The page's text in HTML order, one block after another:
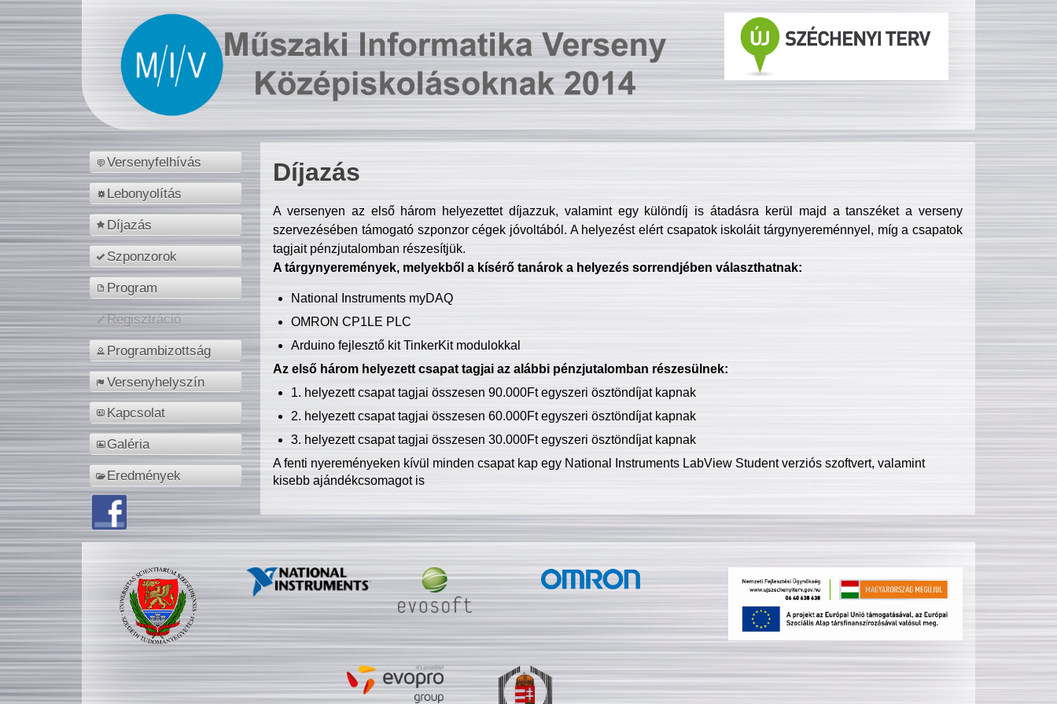
Versenyfelhívás
Lebonyolítás
Díjazás
Szponzorok
Program
Regisztráció
Programbizottság
Versenyhelyszín
Kapcsolat
Galéria
Eredmények
Díjazás
A versenyen az első három helyezettet díjazzuk, valamint egy különdíj is átadásra kerül majd a tanszéket a verseny
szervezésében támogató szponzor cégek jóvoltából. A helyezést elért csapatok iskoláit tárgynyereménnyel, míg a csapatok
tagjait pénzjutalomban részesítjük.
A tárgynyeremények, melyekből a kísérő tanárok a helyezés sorrendjében választhatnak:
National Instruments myDAQ
OMRON CP1LE PLC
Arduino fejlesztő kit TinkerKit modulokkal
Az első három helyezett csapat tagjai az alábbi pénzjutalomban részesülnek:
1. helyezett csapat tagjai összesen 90.000Ft egyszeri ösztöndíjat kapnak
2. helyezett csapat tagjai összesen 60.000Ft egyszeri ösztöndíjat kapnak
3. helyezett csapat tagjai összesen 30.000Ft egyszeri ösztöndíjat kapnak
A fenti nyereményeken kívül minden csapat kap egy National Instruments LabView Student verziós szoftvert, valamint
kisebb ajándékcsomagot is